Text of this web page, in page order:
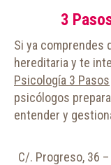
3
Si ya comprendes
hereditaria y te
Psicología 3 Pasos
psicólogos
entender y
C/. Progreso, 36